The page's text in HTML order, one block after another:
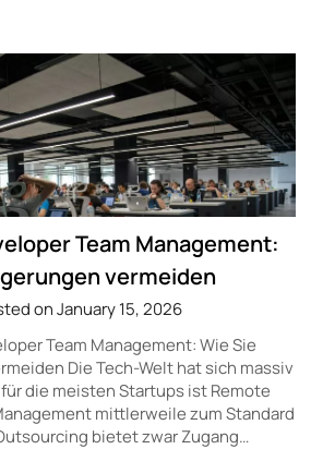
Team Management:
vermeiden
on January 15, 2026
Team Management: Wie Sie
Die Tech-Welt hat sich massiv
die meisten Startups ist Remote
mittlerweile zum Standard
bietet zwar Zugang…